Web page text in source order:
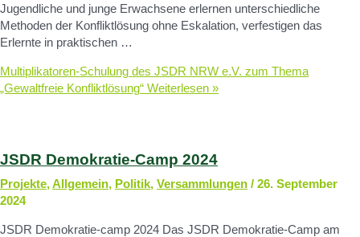
Jugendliche und junge Erwachsene erlernen unterschiedliche
Methoden der Konfliktlösung ohne Eskalation, verfestigen das
Erlernte in praktischen …
Multiplikatoren-Schulung des JSDR NRW e.V. zum Thema
„Gewaltfreie Konfliktlösung“ Weiterlesen »
JSDR Demokratie-Camp 2024
Projekte,Allgemein, Politik, Versammlungen / 26. September
2024
JSDR Demokratie-camp 2024 Das JSDR Demokratie-Camp am